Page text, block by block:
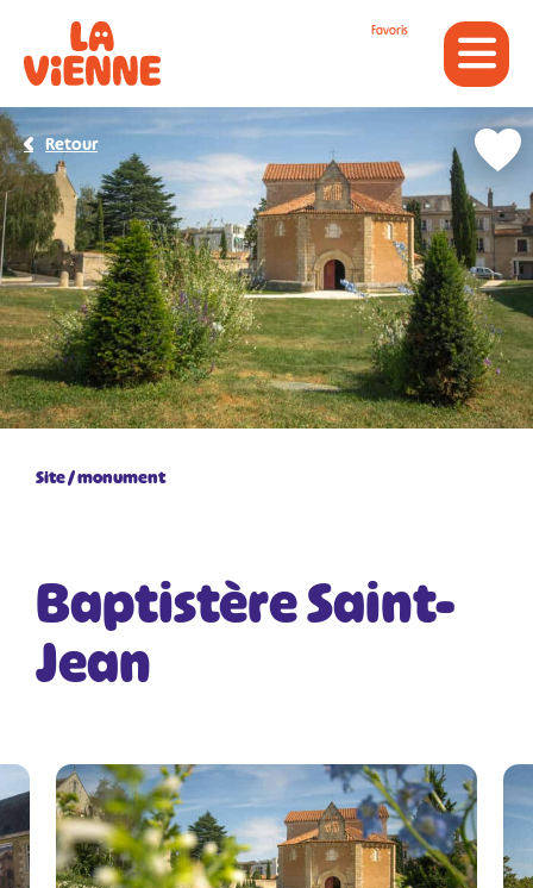
Favoris
Site / monument
Baptistère Saint-
Jean
Retour